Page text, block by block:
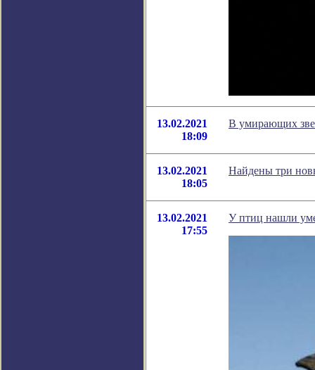
13.02.2021
18:09
В умирающих
13.02.2021
18:05
Найдены три
13.02.2021
17:55
У птиц нашли